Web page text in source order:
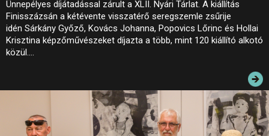
INFORMÁCIÓK
KONFERENCIA
ELÉRHETŐSÉG
PALOTASÉTÁK ÉS VEZETÉSEK
Ünnepélyes díjátadással zárult a XLII. Nyári Tárlat. A kiállítás
Finisszázsán a kétévente visszatérő seregszemle zsűrije
idén Sárkány Győző, Kovács Johanna, Popovics Lőrinc és Hollai
Krisztina képzőművészeket díjazta a több, mint 120 kiállító alkotó
közül.…